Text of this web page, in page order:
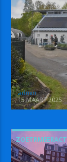
admin
15 MAART 2025